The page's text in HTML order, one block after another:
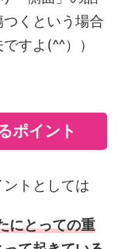
くという場合
すよ(^^））
ポイント
トとしては
にとっての重